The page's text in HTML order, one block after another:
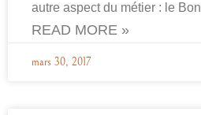
autre aspect du métier : le Bon
READ MORE »
mars 30, 2017